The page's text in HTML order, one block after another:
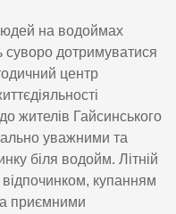
на водоймах
суворо дотримуватися
центр
жителів Гайсинського
уважними та
біля водойм. Літній
відпочинком, купанням
приємними